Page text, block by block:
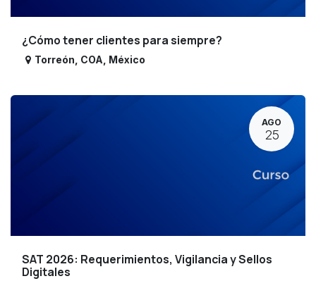
¿Cómo tener clientes para siempre?
Torreón COA México
AGO
25
SAT 2026: Requerimientos, Vigilancia y Sellos
Digitales